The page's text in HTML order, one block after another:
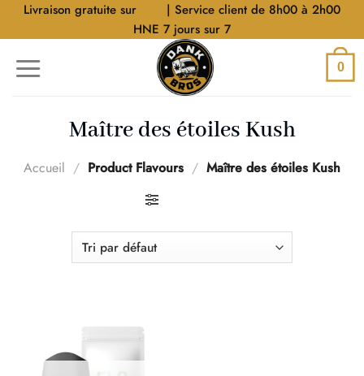
AllerLivraison gratuite sur
| Service client de 8h00 à 2h00
HNE 7 jours sur 7
0
Maître des étoiles Kush
Accueil / Product Flavours / Maître des étoiles Kush